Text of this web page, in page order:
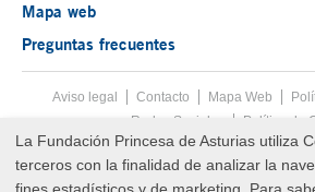
Mapa web
Preguntas frecuentes
Menú pie
Aviso legal Tecla de acceso 8
Contacto Mapa Web
Redes Sociales
Política de
Fin menú
© Copyright Thu Aug 06 11:12:04 UTC 2026
Asturias
La Fundación Princesa de Asturias utiliza
terceros con la finalidad de analizar la